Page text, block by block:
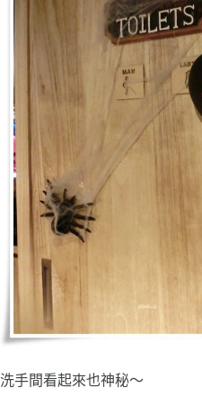
洗手間看起來也神秘～